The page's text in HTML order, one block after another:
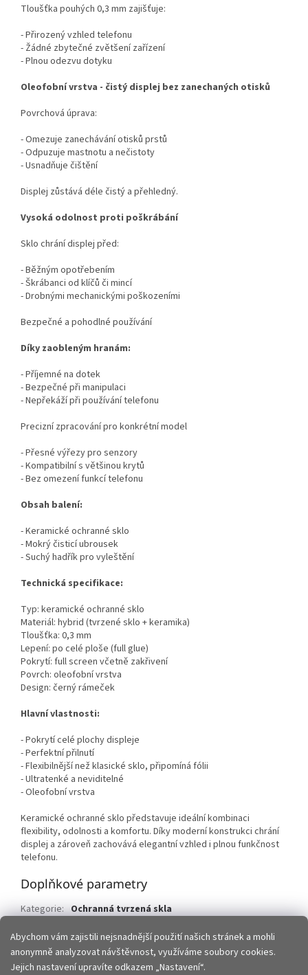
Abychom vám zajistili nejsnadnější použití našich stránek a mohli
anonymně analyzovat návštěvnost, využíváme soubory cookies.
Jejich nastavení upravíte odkazem „Nastavení“.
Tloušťka pouhých 0,3 mm zajišťuje:
- Přirozený vzhled telefonu
- Žádné zbytečné zvětšení zařízení
- Plnou odezvu dotyku
Oleofobní vrstva - čistý displej bez zanechaných otisků
Povrchová úprava:
- Omezuje zanechávání otisků prstů
- Odpuzuje mastnotu a nečistoty
- Usnadňuje čištění
Displej zůstává déle čistý a přehledný.
Vysoká odolnost proti poškrábání
Sklo chrání displej před:
- Běžným opotřebením
- Škrábanci od klíčů či mincí
- Drobnými mechanickými poškozeními
Bezpečné a pohodlné používání
Díky zaobleným hranám:
- Příjemné na dotek
- Bezpečné při manipulaci
- Nepřekáží při používání telefonu
Precizní zpracování pro konkrétní model
- Přesné výřezy pro senzory
- Kompatibilní s většinou krytů
- Bez omezení funkcí telefonu
Obsah balení:
- Keramické ochranné sklo
- Mokrý čisticí ubrousek
- Suchý hadřík pro vyleštění
Technická specifikace:
Typ: keramické ochranné sklo
Materiál: hybrid (tvrzené sklo + keramika)
Tloušťka: 0,3 mm
Lepení: po celé ploše (full glue)
Pokrytí: full screen včetně zakřivení
Povrch: oleofobní vrstva
Design: černý rámeček
Hlavní vlastnosti:
- Pokrytí celé plochy displeje
- Perfektní přilnutí
- Flexibilnější než klasické sklo, připomíná fólii
- Ultratenké a neviditelné
- Oleofobní vrstva
Keramické ochranné sklo představuje ideální kombinaci
flexibility, odolnosti a komfortu. Díky moderní konstrukci chrání
displej a zároveň zachovává elegantní vzhled i plnou funkčnost
telefonu.
Doplňkové parametry
Kategorie: Ochranná tvrzená skla